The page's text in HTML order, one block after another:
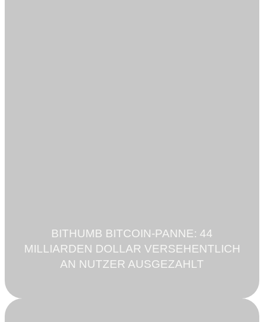
BITHUMB BITCOIN-PANNE: 44
MILLIARDEN DOLLAR VERSEHENTLICH
AN NUTZER AUSGEZAHLT